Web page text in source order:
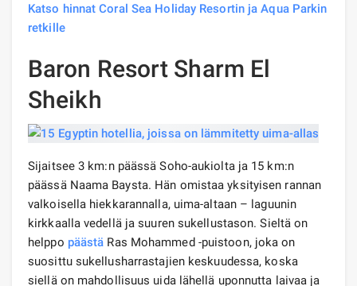
Katso hinnat Coral Sea Holiday Resortin ja Aqua Parkin
retkille
Baron Resort Sharm El
Sheikh
Sijaitsee 3 km:n päässä Soho-aukiolta ja 15 km:n
päässä Naama Baysta. Hän omistaa yksityisen rannan
valkoisella hiekkarannalla, uima-altaan – laguunin
kirkkaalla vedellä ja suuren sukellustason. Sieltä on
helppo päästä Ras Mohammed -puistoon, joka on
suosittu sukellusharrastajien keskuudessa, koska
siellä on mahdollisuus uida lähellä uponnutta laivaa ja